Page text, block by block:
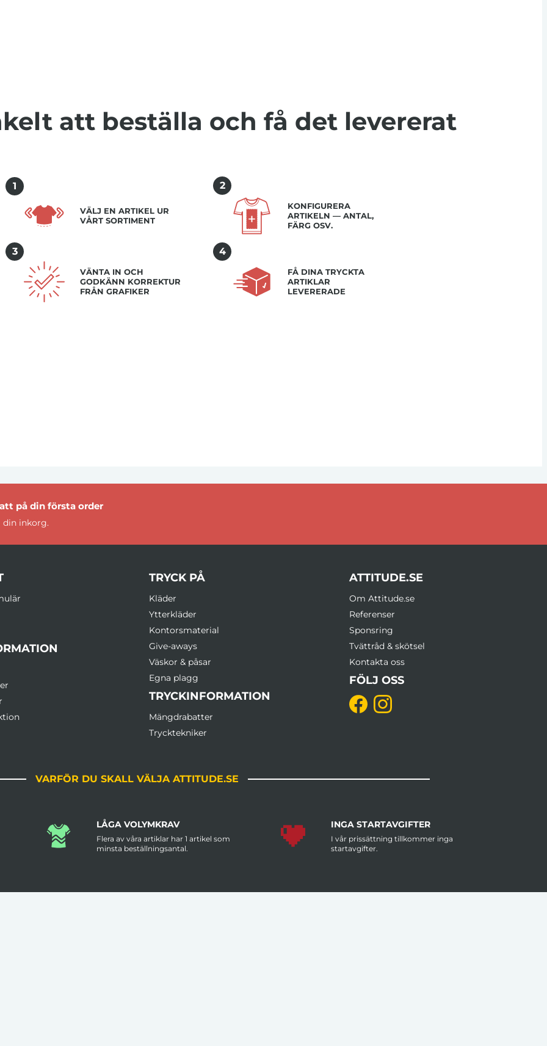
att beställa och få det levererat
1
VÄLJ EN ARTIKEL UR
VÅRT SORTIMENT
2
KONFIGURERA
ARTIKELN — ANTAL,
FÄRG OSV.
3
VÄNTA IN OCH
GODKÄNN KORREKTUR
FRÅN GRAFIKER
4
FÅ DINA TRYCKTA
ARTIKLAR
LEVERERADE
på din första order
din inkorg.
TRYCK PÅ
Kläder
Ytterkläder
Kontorsmaterial
Give-aways
Väskor & påsar
Egna plagg
TRYCKINFORMATION
Mängdrabatter
Trycktekniker
ATTITUDE.SE
Om Attitude.se
Referenser
Sponsring
Tvättråd & skötsel
Kontakta oss
FÖLJ OSS
VARFÖR DU SKALL VÄLJA ATTITUDE.SE
LÅGA VOLYMKRAV
Flera av våra artiklar har 1 artikel som
minsta beställningsantal.
INGA STARTAVGIFTER
I vår prissättning tillkommer inga
startavgifter.